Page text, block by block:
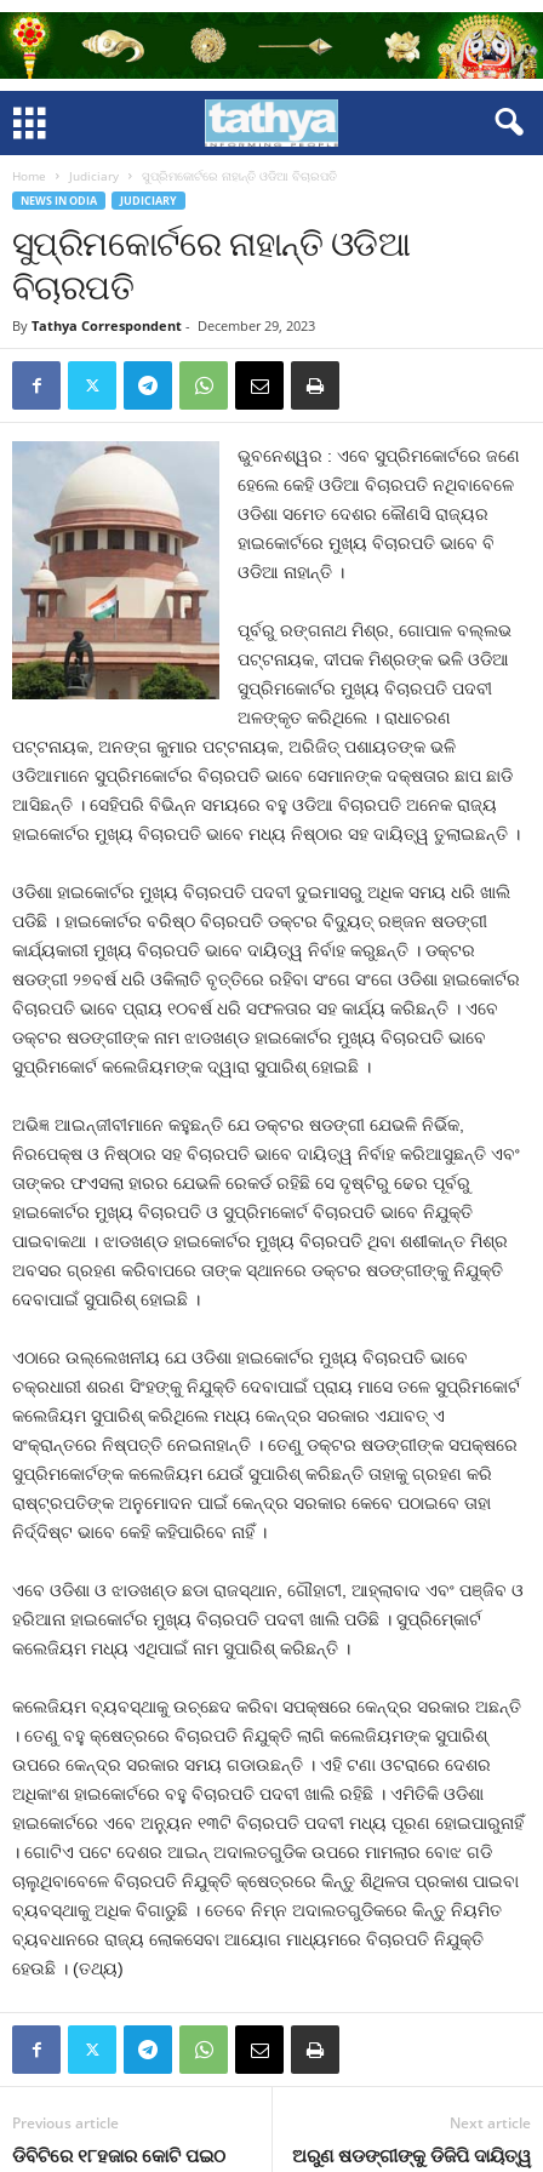
Home Judiciary ସୁପ୍ରିମକୋର୍ଟରେ ନାହାନ୍ତି ଓଡିଆ ବିଚାରପତି
NEWS IN ODIA JUDICIARY
ସୁପ୍ରିମକୋର୍ଟରେ ନାହାନ୍ତି ଓଡିଆ
ବିଚାରପତି
By Tathya Correspondent - December 29, 2023
ଭୁବନେଶ୍ୱର : ଏବେ ସୁପ୍ରିମକୋର୍ଟରେ ଜଣେ
ହେଲେ କେହି ଓଡିଆ ବିଚାରପତି ନଥିବାବେଳେ
ଓଡିଶା ସମେତ ଦେଶର କୌଣସି ରାଜ୍ୟର
ହାଇକୋର୍ଟରେ ମୁଖ୍ୟ ବିଚାରପତି ଭାବେ ବି
ଓଡିଆ ନାହାନ୍ତି ।
ପୂର୍ବରୁ ରଙ୍ଗନାଥ ମିଶ୍ର, ଗୋପାଳ ବଲ୍ଲଭ
ପଟ୍ଟନାୟକ, ଦୀପକ ମିଶ୍ରଙ୍କ ଭଳି ଓଡିଆ
ସୁପ୍ରିମକୋର୍ଟର ମୁଖ୍ୟ ବିଚାରପତି ପଦବୀ
ଅଳଙ୍କୃତ କରିଥିଲେ । ରାଧାଚରଣ
ପଟ୍ଟନାୟକ, ଅନଙ୍ଗ କୁମାର ପଟ୍ଟନାୟକ, ଅରିଜିତ୍‍ ପଶାୟତଙ୍କ ଭଳି
ଓଡିଆମାନେ ସୁପ୍ରିମକୋର୍ଟର ବିଚାରପତି ଭାବେ ସେମାନଙ୍କ ଦକ୍ଷତାର ଛାପ ଛାଡି
ଆସିଛନ୍ତି । ସେହିପରି ବିଭିନ୍ନ ସମୟରେ ବହୁ ଓଡିଆ ବିଚାରପତି ଅନେକ ରାଜ୍ୟ
ହାଇକୋର୍ଟର ମୁଖ୍ୟ ବିଚାରପତି ଭାବେ ମଧ୍ୟ ନିଷ୍ଠାର ସହ ଦାୟିତ୍ୱ ତୁଲାଇଛନ୍ତି ।
ଓଡିଶା ହାଇକୋର୍ଟର ମୁଖ୍ୟ ବିଚାରପତି ପଦବୀ ଦୁଇମାସରୁ ଅଧିକ ସମୟ ଧରି ଖାଲି
ପଡିଛି । ହାଇକୋର୍ଟର ବରିଷ୍ଠ ବିଚାରପତି ଡକ୍ଟର ବିଦ୍ୟୁତ୍‍ ରଞ୍ଜନ ଷଡଙ୍ଗୀ
କାର୍ଯ୍ୟକାରୀ ମୁଖ୍ୟ ବିଚାରପତି ଭାବେ ଦାୟିତ୍ୱ ନିର୍ବାହ କରୁଛନ୍ତି । ଡକ୍ଟର
ଷଡଙ୍ଗୀ ୨୭ବର୍ଷ ଧରି ଓକିଲାତି ବୃତ୍ତିରେ ରହିବା ସଂଗେ ସଂଗେ ଓଡିଶା ହାଇକୋର୍ଟର
ବିଚାରପତି ଭାବେ ପ୍ରାୟ ୧୦ବର୍ଷ ଧରି ସଫଳତାର ସହ କାର୍ଯ୍ୟ କରିଛନ୍ତି । ଏବେ
ଡକ୍ଟର ଷଡଙ୍ଗୀଙ୍କ ନାମ ଝାଡଖଣ୍ଡ ହାଇକୋର୍ଟର ମୁଖ୍ୟ ବିଚାରପତି ଭାବେ
ସୁପ୍ରିମକୋର୍ଟ କଲେଜିୟମଙ୍କ ଦ୍ୱାରା ସୁପାରିଶ୍‍ ହୋଇଛି ।
ଅଭିଜ୍ଞ ଆଇନ୍‍ଜୀବୀମାନେ କହୁଛନ୍ତି ଯେ ଡକ୍ଟର ଷଡଙ୍ଗୀ ଯେଭଳି ନିର୍ଭିକ,
ନିରପେକ୍ଷ ଓ ନିଷ୍ଠାର ସହ ବିଚାରପତି ଭାବେ ଦାୟିତ୍ୱ ନିର୍ବାହ କରିଆସୁଛନ୍ତି ଏବଂ
ତାଙ୍କର ଫଏସଲା ହାରର ଯେଭଳି ରେକର୍ଡ ରହିଛି ସେ ଦୃଷ୍ଟିରୁ ଢେର ପୂର୍ବରୁ
ହାଇକୋର୍ଟର ମୁଖ୍ୟ ବିଚାରପତି ଓ ସୁପ୍ରିମକୋର୍ଟ ବିଚାରପତି ଭାବେ ନିଯୁକ୍ତି
ପାଇବାକଥା । ଝାଡଖଣ୍ଡ ହାଇକୋର୍ଟର ମୁଖ୍ୟ ବିଚାରପତି ଥିବା ଶଶୀକାନ୍ତ ମିଶ୍ର
ଅବସର ଗ୍ରହଣ କରିବାପରେ ତାଙ୍କ ସ୍ଥାନରେ ଡକ୍ଟର ଷଡଙ୍ଗୀଙ୍କୁ ନିଯୁକ୍ତି
ଦେବାପାଇଁ ସୁପାରିଶ୍‍ ହୋଇଛି ।
ଏଠାରେ ଉଲ୍ଲେଖନୀୟ ଯେ ଓଡିଶା ହାଇକୋର୍ଟର ମୁଖ୍ୟ ବିଚାରପତି ଭାବେ
ଚକ୍ରଧାରୀ ଶରଣ ସିଂହଙ୍କୁ ନିଯୁକ୍ତି ଦେବାପାଇଁ ପ୍ରାୟ ମାସେ ତଳେ ସୁପ୍ରିମକୋର୍ଟ
କଲେଜିୟମ ସୁପାରିଶ୍‍ କରିଥିଲେ ମଧ୍ୟ କେନ୍ଦ୍ର ସରକାର ଏଯାବତ୍‍ ଏ
ସଂକ୍ରାନ୍ତରେ ନିଷ୍ପତ୍ତି ନେଇନାହାନ୍ତି । ତେଣୁ ଡକ୍ଟର ଷଡଙ୍ଗୀଙ୍କ ସପକ୍ଷରେ
ସୁପ୍ରିମକୋର୍ଟଙ୍କ କଲେଜିୟମ ଯେଉଁ ସୁପାରିଶ୍‍ କରିଛନ୍ତି ତାହାକୁ ଗ୍ରହଣ କରି
ରାଷ୍ଟ୍ରପତିଙ୍କ ଅନୁମୋଦନ ପାଇଁ କେନ୍ଦ୍ର ସରକାର କେବେ ପଠାଇବେ ତାହା
ନିର୍ଦ୍ଦିଷ୍ଟ ଭାବେ କେହି କହିପାରିବେ ନାହିଁ ।
ଏବେ ଓଡିଶା ଓ ଝାଡଖଣ୍ଡ ଛଡା ରାଜସ୍ଥାନ, ଗୌହାଟୀ, ଆହ୍ଲାବାଦ ଏବଂ ପଞ୍ଜିବ ଓ
ହରିଆନା ହାଇକୋର୍ଟର ମୁଖ୍ୟ ବିଚାରପତି ପଦବୀ ଖାଲି ପଡିଛି । ସୁପ୍ରିମ୍‍କୋର୍ଟ
କଲେଜିୟମ ମଧ୍ୟ ଏଥିପାଇଁ ନାମ ସୁପାରିଶ୍‍ କରିଛନ୍ତି ।
କଲେଜିୟମ ବ୍ୟବସ୍ଥାକୁ ଉଚ୍ଛେଦ କରିବା ସପକ୍ଷରେ କେନ୍ଦ୍ର ସରକାର ଅଛନ୍ତି
। ତେଣୁ ବହୁ କ୍ଷେତ୍ରରେ ବିଚାରପତି ନିଯୁକ୍ତି ଲାଗି କଲେଜିୟମଙ୍କ ସୁପାରିଶ୍‍
ଉପରେ କେନ୍ଦ୍ର ସରକାର ସମୟ ଗଡାଉଛନ୍ତି । ଏହି ଟଣା ଓଟରାରେ ଦେଶର
ଅଧିକାଂଶ ହାଇକୋର୍ଟରେ ବହୁ ବିଚାରପତି ପଦବୀ ଖାଲି ରହିଛି । ଏମିତିକି ଓଡିଶା
ହାଇକୋର୍ଟରେ ଏବେ ଅନ୍ୟୁନ ୧୩ଟି ବିଚାରପତି ପଦବୀ ମଧ୍ୟ ପୂରଣ ହୋଇପାରୁନାହିଁ
। ଗୋଟିଏ ପଟେ ଦେଶର ଆଇନ୍‍ ଅଦାଲତଗୁଡିକ ଉପରେ ମାମଲାର ବୋଝ ଗଡି
ଚାଲୁଥିବାବେଳେ ବିଚାରପତି ନିଯୁକ୍ତି କ୍ଷେତ୍ରରେ କିନ୍ତୁ ଶିଥିଳତା ପ୍ରକାଶ ପାଇବା
ବ୍ୟବସ୍ଥାକୁ ଅଧିକ ବିଗାଡୁଛି । ତେବେ ନିମ୍ନ ଅଦାଲତଗୁଡିକରେ କିନ୍ତୁ ନିୟମିତ
ବ୍ୟବଧାନରେ ରାଜ୍ୟ ଲୋକସେବା ଆୟୋଗ ମାଧ୍ୟମରେ ବିଚାରପତି ନିଯୁକ୍ତି
ହେଉଛି । (ତଥ୍ୟ)
Previous article
ଡିବିଟିରେ ୧୮ହଜାର କୋଟି ପଇଠ
Next article
ଅରୁଣ ଷଡଙ୍ଗୀଙ୍କୁ ଡିଜିପି ଦାୟିତ୍ୱ